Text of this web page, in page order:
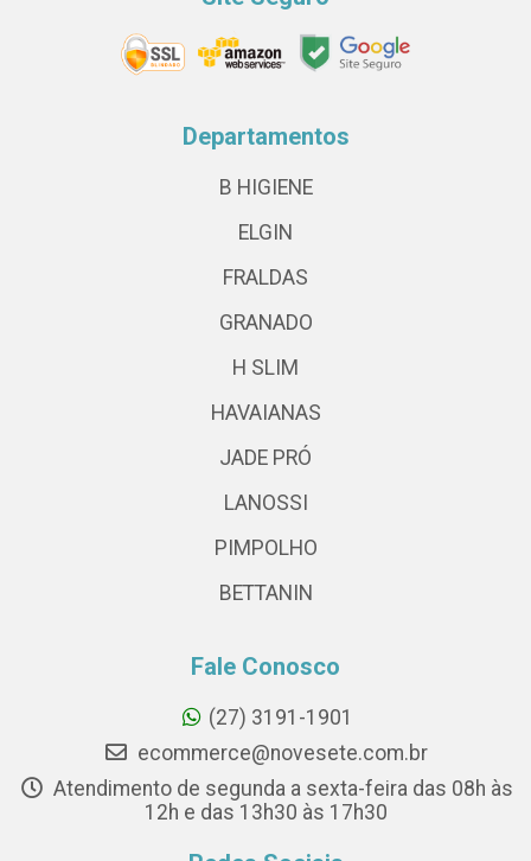
Departamentos
B HIGIENE
ELGIN
FRALDAS
GRANADO
H SLIM
HAVAIANAS
JADE PRÓ
LANOSSI
PIMPOLHO
BETTANIN
Fale Conosco
(27) 3191-1901
ecommerce@novesete.com.br
Atendimento de segunda a sexta-feira das 08h às
12h e das 13h30 às 17h30